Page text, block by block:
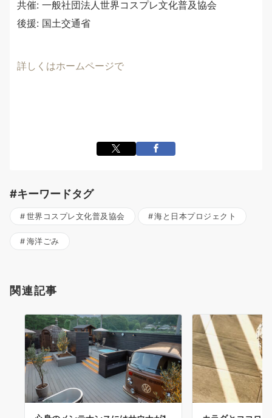
共催: 一般社団法人世界コスプレ文化普及協会
後援: 国土交通省
詳しくはホームページで
#キーワードタグ
世界コスプレ文化普及協会 海と日本プロジェクト
海洋ごみ
関連記事